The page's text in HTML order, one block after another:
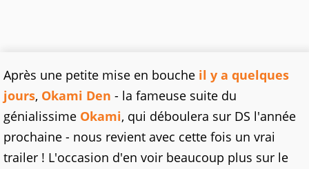
Après une petite mise en bouche il y a quelques
jours, Okami Den - la fameuse suite du
génialissime Okami, qui déboulera sur DS l'année
prochaine - nous revient avec cette fois un vrai
trailer ! L'occasion d'en voir beaucoup plus sur le